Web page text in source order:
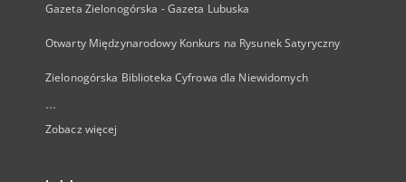
Gazeta Zielonogórska - Gazeta Lubuska
Otwarty Międzynarodowy Konkurs na Rysunek Satyryczny
Zielonogórska Biblioteka Cyfrowa dla Niewidomych
...
Zobacz więcej